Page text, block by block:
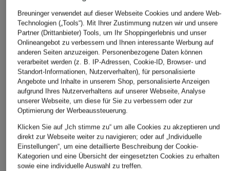
ÄHNLICHE ARTIKEL ENTDECKEN
Breuninger verwendet auf dieser Webseite Cookies und andere Web-
Technologien („Tools“). Mit Ihrer Zustimmung nutzen wir und unsere
Partner (Drittanbieter) Tools, um Ihr Shoppingerlebnis und unser
Onlineangebot zu verbessern und Ihnen interessante Werbung auf
anderen Seiten anzuzeigen. Personenbezogene Daten können
verarbeitet werden (z. B. IP-Adressen, Cookie-ID, Browser- und
Standort-Informationen, Nutzerverhalten), für personalisierte
Angebote und Inhalte in unserem Shop, personalisierte Anzeigen
aufgrund Ihres Nutzerverhaltens auf unserer Webseite, Analyse
unserer Webseite, um diese für Sie zu verbessern oder zur
Optimierung der Werbeaussteuerung.
Klicken Sie auf „Ich stimme zu“ um alle Cookies zu akzeptieren und
direkt zur Webseite weiter zu navigieren; oder auf „Individuelle
Einstellungen“, um eine detaillierte Beschreibung der Cookie-
Kategorien und eine Übersicht der eingesetzten Cookies zu erhalten
sowie eine individuelle Auswahl zu treffen.